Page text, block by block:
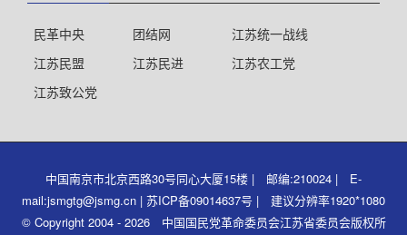
民革中央 团结网
江苏统一战线
江苏民盟
江苏民进
江苏农工党
江苏致公党
中国南京市北京西路30号同心大厦15楼 | 邮编:210024 | E-
mail:jsmgtg@jsmg.cn | 苏ICP备09014637号 | 建议分辨率1920*1080
© Copyright 2004 - 2026 中国国民党革命委员会江苏省委员会版权所